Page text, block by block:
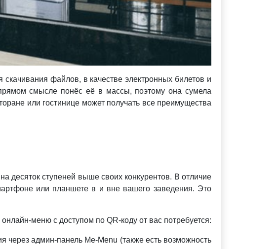
файлов, в качестве электронных билетов и
смысле понёс её в массы, поэтому она сумела
или гостинице может получать все преимущества
десяток ступеней выше своих конкурентов. В отличие
или планшете в и вне вашего заведения. Это
меню с доступом по QR-коду от вас потребуется:
админ-панель Me-Menu (также есть возможность